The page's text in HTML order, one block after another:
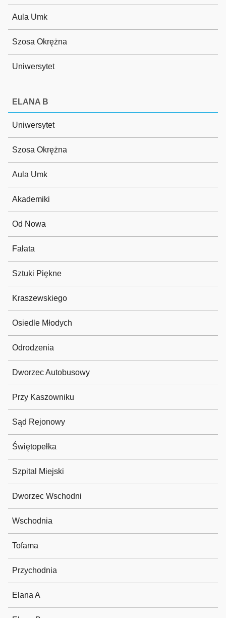
Aula Umk
Szosa Okrężna
Uniwersytet
ELANA B
Uniwersytet
Szosa Okrężna
Aula Umk
Akademiki
Od Nowa
Fałata
Sztuki Piękne
Kraszewskiego
Osiedle Młodych
Odrodzenia
Dworzec Autobusowy
Przy Kaszowniku
Sąd Rejonowy
Świętopełka
Szpital Miejski
Dworzec Wschodni
Wschodnia
Tofama
Przychodnia
Elana A